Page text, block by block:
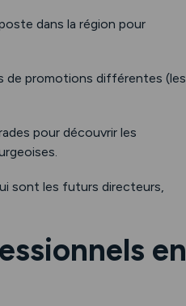
dans la région pour
de promotions différentes (les
pour découvrir les
sont les futurs directeurs,
en